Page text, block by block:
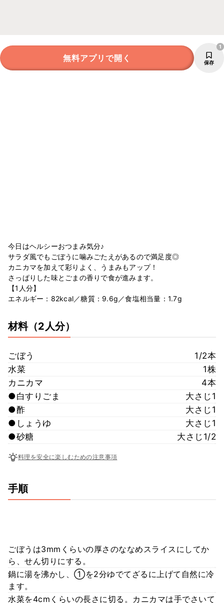
無料アプリで開く 保存
1
今日はヘルシーおつまみ気分♪
サラダ風でもごぼうに噛みごたえがあるので満足度◎
カニカマを加えて彩りよく、うまみもアップ！
さっぱりした味とごまの香りで食が進みます。
【1人分】
エネルギー：82kcal／糖質：9.6g／食塩相当量：1.7g
材料（2人分）
ごぼう
1/2本
水菜
1株
カニカマ
4本
●白すりごま
大さじ1
●酢
大さじ1
●しょうゆ
大さじ1
●砂糖
大さじ1/2
料理を安全に楽しむための注意事項
手順
ごぼうは3mmくらいの厚さのななめスライスにしてか
ら、せん切りにする。
鍋に湯を沸かし、①を2分ゆでてざるに上げて自然に冷
ます。
水菜を4cmくらいの長さに切る。カニカマは手でさいて